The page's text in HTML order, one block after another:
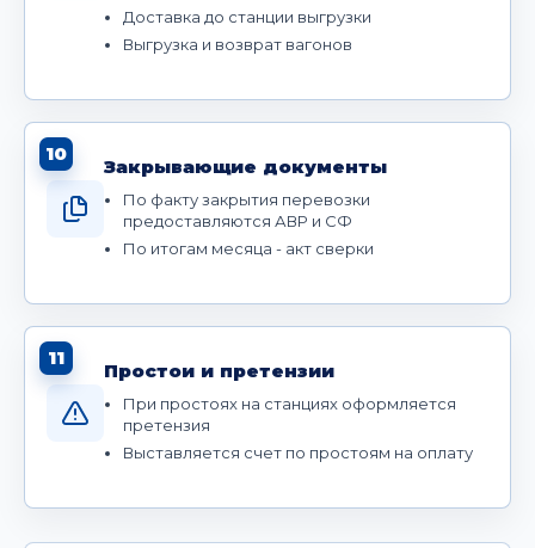
Доставка до станции выгрузки
Выгрузка и возврат вагонов
10
Закрывающие документы
По факту закрытия перевозки
предоставляются АВР и СФ
По итогам месяца - акт сверки
11
Простои и претензии
При простоях на станциях оформляется
претензия
Выставляется счет по простоям на оплату